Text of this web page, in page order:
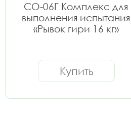
СО-06Г Комплекс для
выполнения испытания
«Рывок гири 16 кг»
Купить